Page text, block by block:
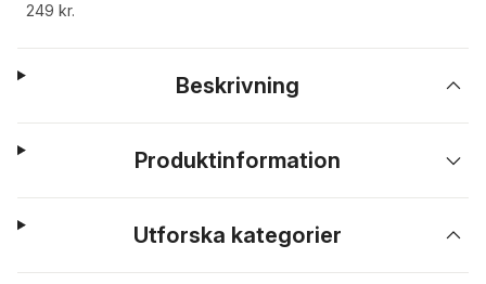
249 kr.
Beskrivning
Produktinformation
Utforska kategorier